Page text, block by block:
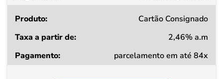
Cartão Consignado
2,46% a.m
parcelamento em até 84x